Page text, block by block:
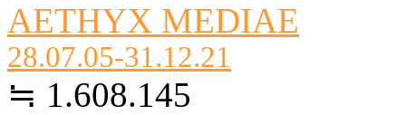
AETHYX MEDIAE
28.07.05-31.12.21
≒ 1.608.145